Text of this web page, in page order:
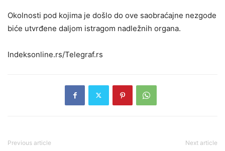
Okolnosti pod kojima je došlo do ove saobraćajne nezgode
biće utvrđene daljom istragom nadležnih organa.
Indeksonline.rs/Telegraf.rs
Previous article Next article